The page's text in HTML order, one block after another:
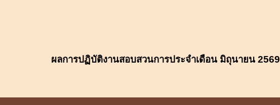
ผลการปฏิบัติงานสอบสวนการประจำเดือน มิถุนายน2569